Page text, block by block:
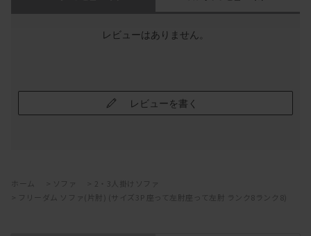
レビューはありません。
レビューを書く
ホーム ソファ
2・3人掛けソファ
フリーダム ソファ(片肘) (サイズ3P 座って左肘座って左肘 ランク8ランク8)